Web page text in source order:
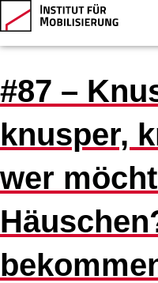
#87 –
knusper,
wer